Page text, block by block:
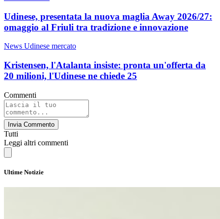
Udinese, presentata la nuova maglia Away 2026/27:
omaggio al Friuli tra tradizione e innovazione
News Udinese mercato
Kristensen, l'Atalanta insiste: pronta un'offerta da
20 milioni, l'Udinese ne chiede 25
Commenti
Invia Commento
Tutti
Leggi altri commenti
Ultime Notizie